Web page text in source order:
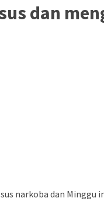
dan
narkoba dan Minggu